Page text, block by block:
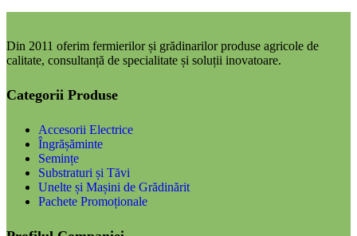
produsului.
Din 2011 oferim fermierilor și grădinarilor produse agricole de
calitate, consultanță de specialitate și soluții inovatoare.
Categorii Produse
Accesorii Electrice
Îngrășăminte
Semințe
Substraturi și Tăvi
Unelte și Mașini de Grădinărit
Pachete Promoționale